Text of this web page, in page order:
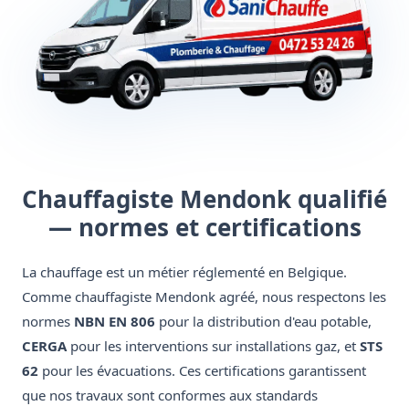
Chauffagiste Mendonk qualifié
— normes et certifications
La chauffage est un métier réglementé en Belgique.
Comme chauffagiste Mendonk agréé, nous respectons les
normes NBN EN 806 pour la distribution d'eau potable,
CERGApour les interventions sur installations gaz, et STS
62 pour les évacuations. Ces certifications garantissent
que nos travaux sont conformes aux standards